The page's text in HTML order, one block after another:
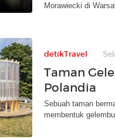
Morawiecki di
detikTravel
Taman
Polandia
Sebuah taman
membentuk